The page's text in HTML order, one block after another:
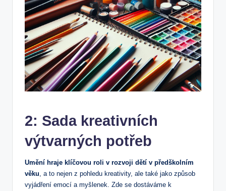
2: Sada kreativních
výtvarných potřeb
Umění hraje klíčovou roli v rozvoji dětí v předškolním
věku , a to nejen z pohledu kreativity, ale také jako způsob
vyjádření emocí a myšlenek. Zde se dostáváme k